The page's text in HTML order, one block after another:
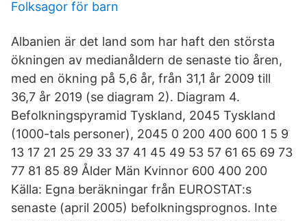
Folksagor för barn
Albanien är det land som har haft den största
ökningen av medianåldern de senaste tio åren,
med en ökning på 5,6 år, från 31,1 år 2009 till
36,7 år 2019 (se diagram 2). Diagram 4.
Befolkningspyramid Tyskland, 2045 Tyskland
(1000-tals personer), 2045 0 200 400 600 1 5 9
13 17 21 25 29 33 37 41 45 49 53 57 61 65 69 73
77 81 85 89 Ålder Män Kvinnor 600 400 200
Källa: Egna beräkningar från EUROSTAT:s
senaste (april 2005) befolkningsprognos. Inte